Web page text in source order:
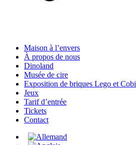
Maison à l’envers
À propos de nous
Dinoland
Musée de cire
Exposition de briques Lego et Cobi
Jeux
Tarif d’entrée
Tickets
Contact